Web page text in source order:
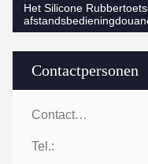
Contactpersonen
Contactpersonen:
Tel.:
Het Silicone